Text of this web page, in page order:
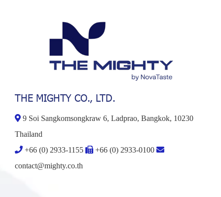
THE MIGHTY CO., LTD.
9 Soi Sangkomsongkraw 6, Ladprao, Bangkok, 10230
Thailand
+66 (0) 2933-1155
+66 (0) 2933-0100
contact@mighty.co.th